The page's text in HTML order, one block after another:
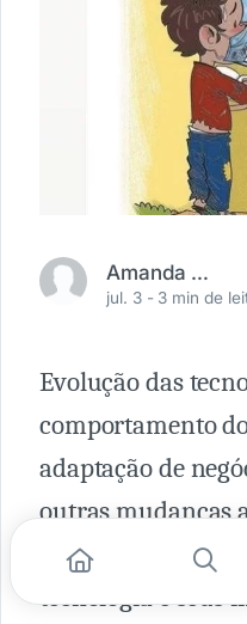
Amanda Pereira
jul. 3 - 3 min de
Evolução das
comportamento
adaptação de
outras mudanças
dia da
tecnologia e seus